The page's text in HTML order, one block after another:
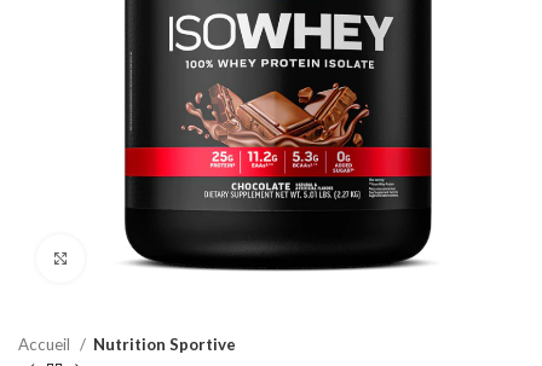
Agrandir
Accueil Nutrition Sportive